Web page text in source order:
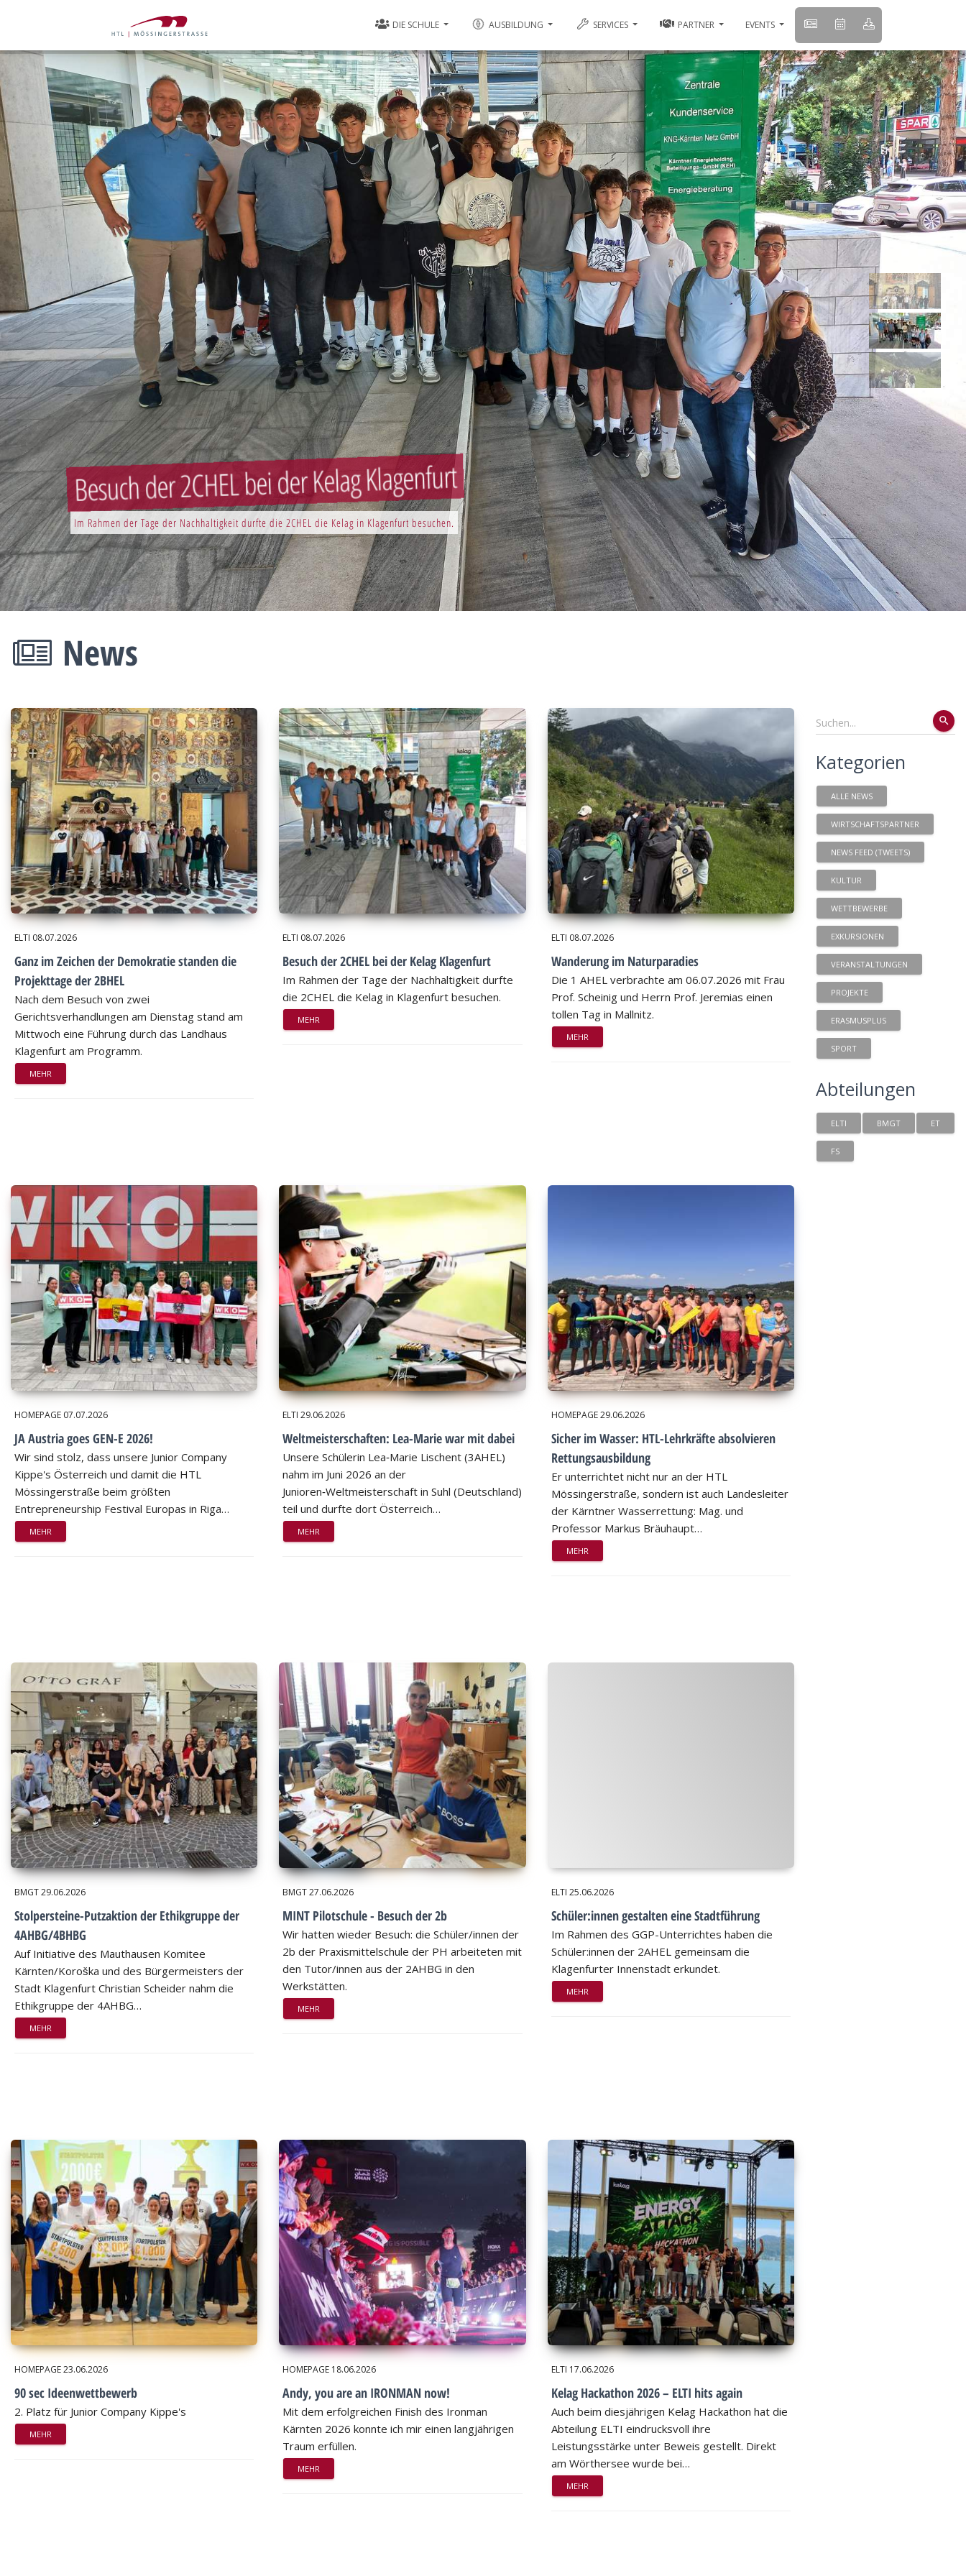
DIE SCHULE AUSBILDUNG SERVICES PARTNER EVENTS
Im Rahmen der Tage der Nachhaltigkeit durfte die 2CHEL die Kelag in Klagenfurt besuchen.
Besuch der 2CHEL bei der Kelag Klagenfurt
News
ELTI 08.07.2026
Ganz im Zeichen der Demokratie standen die
Projekttage der 2BHEL
Nach dem Besuch von zwei
Gerichtsverhandlungen am Dienstag stand am
Mittwoch eine Führung durch das Landhaus
Klagenfurt am Programm.
MEHR
ELTI 08.07.2026
Besuch der 2CHEL bei der Kelag Klagenfurt
Im Rahmen der Tage der Nachhaltigkeit durfte
die 2CHEL die Kelag in Klagenfurt besuchen.
MEHR
ELTI 08.07.2026
Wanderung im Naturparadies
Die 1 AHEL verbrachte am 06.07.2026 mit Frau
Prof. Scheinig und Herrn Prof. Jeremias einen
tollen Tag in Mallnitz.
MEHR
HOMEPAGE 07.07.2026
JA Austria goes GEN-E 2026!
Wir sind stolz, dass unsere Junior Company
Kippe's Österreich und damit die HTL
Mössingerstraße beim größten
Entrepreneurship Festival Europas in Riga…
MEHR
ELTI29.06.2026
Weltmeisterschaften: Lea-Marie war mit dabei
Unsere Schülerin Lea‑Marie Lischent (3AHEL)
nahm im Juni 2026 an der
Junioren‑Weltmeisterschaft in Suhl (Deutschland)
teil und durfte dort Österreich…
MEHR
HOMEPAGE29.06.2026
Sicher im Wasser: HTL-Lehrkräfte absolvieren
Rettungsausbildung
Er unterrichtet nicht nur an der HTL
Mössingerstraße, sondern ist auch Landesleiter
der Kärntner Wasserrettung: Mag. und
Professor Markus Bräuhaupt…
MEHR
BMGT29.06.2026
Stolpersteine-Putzaktion der Ethikgruppe der
4AHBG/4BHBG
Auf Initiative des Mauthausen Komitee
Kärnten/Koroška und des Bürgermeisters der
Stadt Klagenfurt Christian Scheider nahm die
Ethikgruppe der 4AHBG…
MEHR
BMGT27.06.2026
MINT Pilotschule - Besuch der 2b
Wir hatten wieder Besuch: die Schüler/innen der
2b der Praxismittelschule der PH arbeiteten mit
den Tutor/innen aus der 2AHBG in den
Werkstätten.
MEHR
ELTI 25.06.2026
Schüler:innen gestalten eine Stadtführung
Im Rahmen des GGP-Unterrichtes haben die
Schüler:innen der 2AHEL gemeinsam die
Klagenfurter Innenstadt erkundet.
MEHR
HOMEPAGE23.06.2026
90 sec Ideenwettbewerb
2. Platz für Junior Company Kippe's
MEHR
HOMEPAGE 18.06.2026
Andy, you are an IRONMAN now!
Mit dem erfolgreichen Finish des Ironman
Kärnten 2026 konnte ich mir einen langjährigen
Traum erfüllen.
MEHR
ELTI 17.06.2026
Kelag Hackathon 2026 – ELTI hits again
Auch beim diesjährigen Kelag Hackathon hat die
Abteilung ELTI eindrucksvoll ihre
Leistungsstärke unter Beweis gestellt. Direkt
am Wörthersee wurde bei…
MEHR
search
Kategorien
ALLE NEWS
WIRTSCHAFTSPARTNER
NEWS FEED (TWEETS)
KULTUR
WETTBEWERBE
EXKURSIONEN
VERANSTALTUNGEN
PROJEKTE
ERASMUSPLUS
SPORT
Abteilungen
ELTI BMGT ET
FS